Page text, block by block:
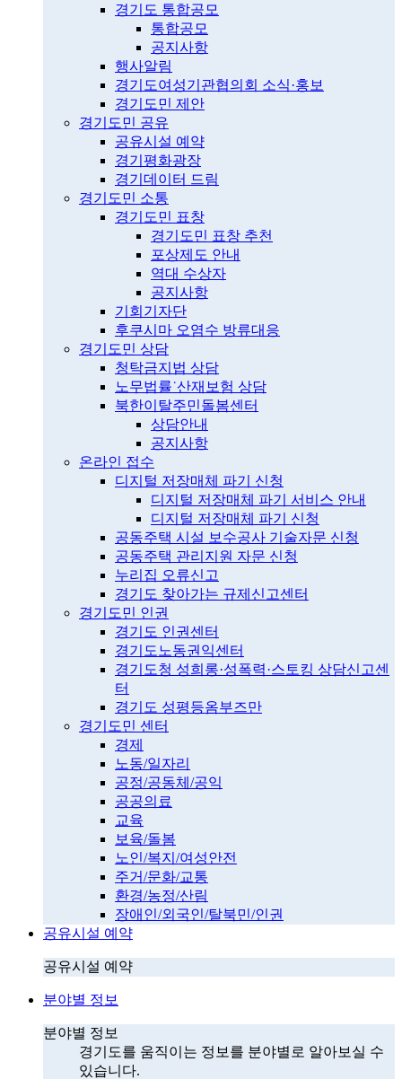
경기도 통합공모
통합공모
공지사항
행사알림
경기도여성기관협의회 소식·홍보
경기도민 제안
경기도민 공유
공유시설 예약
경기평화광장
경기데이터 드림
경기도민 소통
경기도민 표창
경기도민 표창 추천
포상제도 안내
역대 수상자
공지사항
기회기자단
후쿠시마 오염수 방류대응
경기도민 상담
청탁금지법 상담
노무법률˙산재보험 상담
북한이탈주민돌봄센터
상담안내
공지사항
온라인 접수
디지털 저장매체 파기 신청
디지털 저장매체 파기 서비스 안내
디지털 저장매체 파기 신청
공동주택 시설 보수공사 기술자문 신청
공동주택 관리지원 자문 신청
누리집 오류신고
경기도 찾아가는 규제신고센터
경기도민 인권
경기도 인권센터
경기도노동권익센터
경기도청 성희롱·성폭력·스토킹 상담신고센
터
경기도 성평등옴부즈만
경기도민 센터
경제
노동/일자리
공정/공동체/공익
공공의료
교육
보육/돌봄
노인/복지/여성안전
주거/문화/교통
환경/농정/산림
장애인/외국인/탈북민/인권
공유시설 예약
공유시설 예약
분야별 정보
분야별 정보
경기도를 움직이는 정보를 분야별로 알아보실 수
있습니다.